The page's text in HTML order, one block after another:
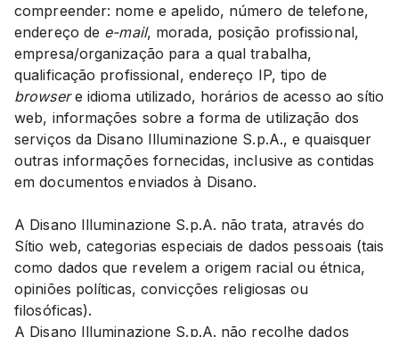
compreender: nome e apelido, número de telefone,
endereço de e-mail, morada, posição profissional,
empresa/organização para a qual trabalha,
qualificação profissional, endereço IP, tipo de
browsere idioma utilizado, horários de acesso ao sítio
web, informações sobre a forma de utilização dos
serviços da Disano Illuminazione S.p.A., e quaisquer
outras informações fornecidas, inclusive as contidas
em documentos enviados à Disano.
A Disano Illuminazione S.p.A. não trata, através do
Sítio web, categorias especiais de dados pessoais (tais
como dados que revelem a origem racial ou étnica,
opiniões políticas, convicções religiosas ou
filosóficas).
A Disano Illuminazione S.p.A. não recolhe dados